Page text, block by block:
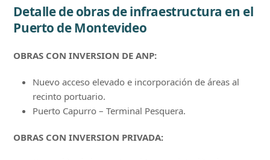
Detalle de obras de infraestructura en el
Puerto de Montevideo
OBRAS CON INVERSION DE ANP:
Nuevo acceso elevado e incorporación de áreas al
recinto portuario.
Puerto Capurro – Terminal Pesquera.
OBRAS CON INVERSION PRIVADA: